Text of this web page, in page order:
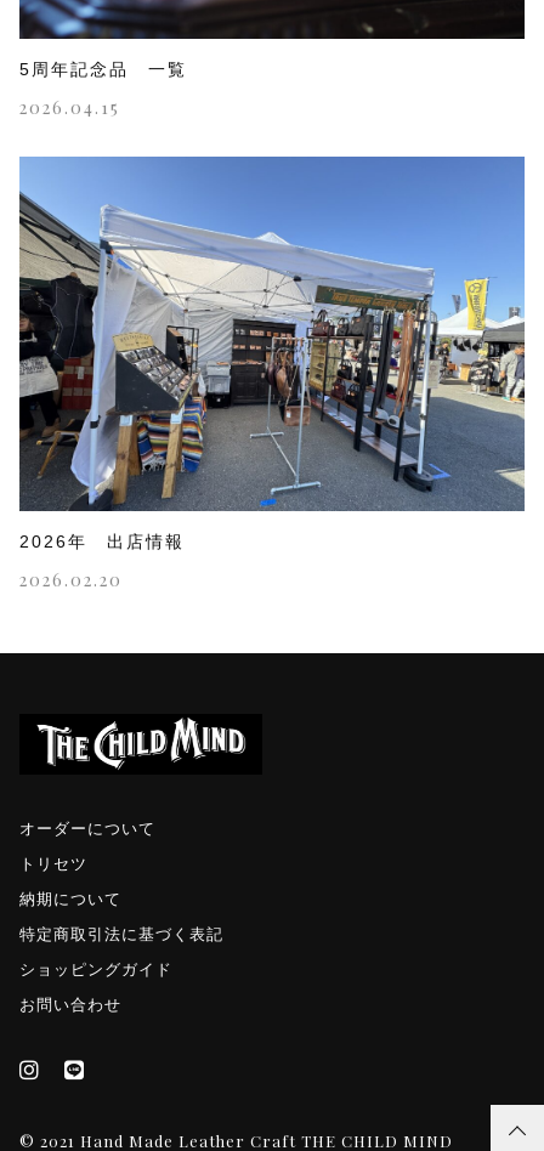
5周年記念品 一覧
2026.04.15
2026年 出店情報
2026.02.20
オーダーについて
トリセツ
納期について
特定商取引法に基づく表記
ショッピングガイド
お問い合わせ
© 2021 Hand Made Leather Craft THE CHILD MIND